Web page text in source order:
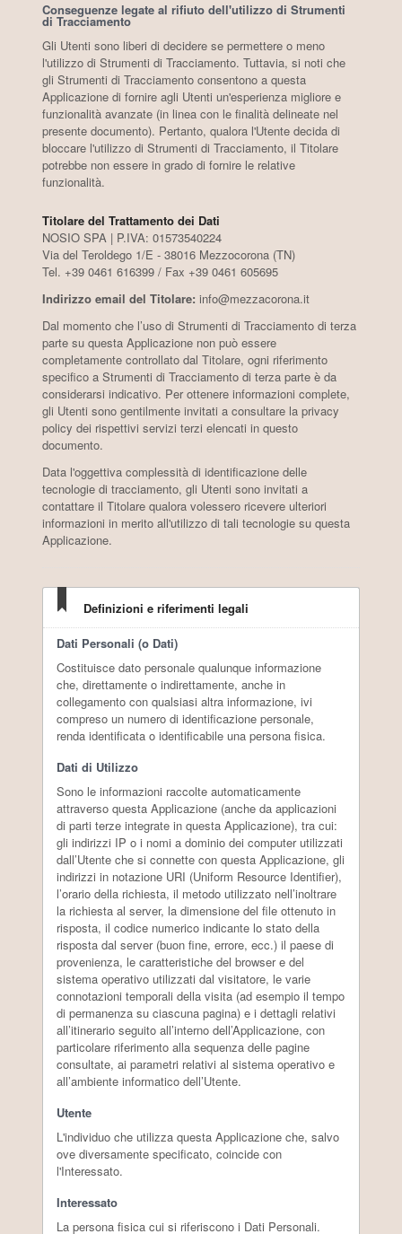
Wines
Stemmari
Conseguenze legate al rifiuto dell'utilizzo di Strumenti
di Tracciamento
Gli Utenti sono liberi di decidere se permettere o meno
l'utilizzo di Strumenti di Tracciamento. Tuttavia, si noti che
gli Strumenti di Tracciamento consentono a questa
Applicazione di fornire agli Utenti un'esperienza migliore e
funzionalità avanzate (in linea con le finalità delineate nel
presente documento). Pertanto, qualora l'Utente decida di
bloccare l'utilizzo di Strumenti di Tracciamento, il Titolare
potrebbe non essere in grado di fornire le relative
funzionalità.
Titolare del Trattamento dei Dati
NOSIO SPA | P.IVA: 01573540224
Via del Teroldego 1/E - 38016 Mezzocorona (TN)
Tel. +39 0461 616399 / Fax +39 0461 605695
Indirizzo email del Titolare: info@mezzacorona.it
Dal momento che l’uso di Strumenti di Tracciamento di terza
parte su questa Applicazione non può essere
completamente controllato dal Titolare, ogni riferimento
specifico a Strumenti di Tracciamento di terza parte è da
considerarsi indicativo. Per ottenere informazioni complete,
gli Utenti sono gentilmente invitati a consultare la privacy
policy dei rispettivi servizi terzi elencati in questo
documento.
Data l'oggettiva complessità di identificazione delle
tecnologie di tracciamento, gli Utenti sono invitati a
contattare il Titolare qualora volessero ricevere ulteriori
informazioni in merito all'utilizzo di tali tecnologie su questa
Applicazione.
Definizioni e riferimenti legali
Dati Personali (o Dati)
Costituisce dato personale qualunque informazione
che, direttamente o indirettamente, anche in
collegamento con qualsiasi altra informazione, ivi
compreso un numero di identificazione personale,
renda identificata o identificabile una persona fisica.
Dati di Utilizzo
Sono le informazioni raccolte automaticamente
attraverso questa Applicazione (anche da applicazioni
di parti terze integrate in questa Applicazione), tra cui:
gli indirizzi IP o i nomi a dominio dei computer utilizzati
dall’Utente che si connette con questa Applicazione, gli
indirizzi in notazione URI (Uniform Resource Identifier),
l’orario della richiesta, il metodo utilizzato nell’inoltrare
la richiesta al server, la dimensione del file ottenuto in
risposta, il codice numerico indicante lo stato della
risposta dal server (buon fine, errore, ecc.) il paese di
provenienza, le caratteristiche del browser e del
sistema operativo utilizzati dal visitatore, le varie
connotazioni temporali della visita (ad esempio il tempo
di permanenza su ciascuna pagina) e i dettagli relativi
all’itinerario seguito all’interno dell’Applicazione, con
particolare riferimento alla sequenza delle pagine
consultate, ai parametri relativi al sistema operativo e
all’ambiente informatico dell’Utente.
Utente
L'individuo che utilizza questa Applicazione che, salvo
ove diversamente specificato, coincide con
l'Interessato.
Interessato
La persona fisica cui si riferiscono i Dati Personali.